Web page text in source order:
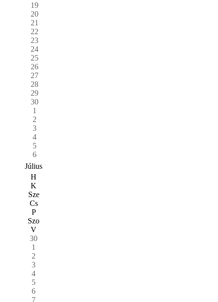
19
20
21
22
23
24
25
26
27
28
29
30
1
2
3
4
5
6
Július
H
K
Sze
Cs
P
Szo
V
30
1
2
3
4
5
6
7